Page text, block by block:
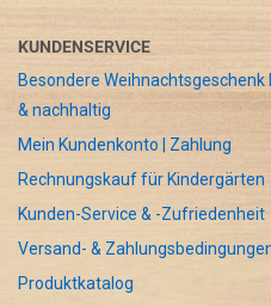
KUNDENSERVICE
Besondere
& nachhaltig
Mein Kundenkonto | Zahlung
Rechnungskauf für Kindergärten
Kunden-Service & -Zufriedenheit
Versand- &
Produktkatalog